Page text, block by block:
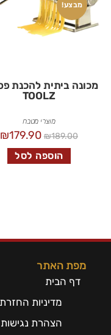
מבצע!
מכונה ביתית להכנת
TOOLZ
מוצרי מטבח
₪189.00
₪179.90
הוספה לסל
מפת האתר
דף הבית
מדיניות
הצהרת נגישות